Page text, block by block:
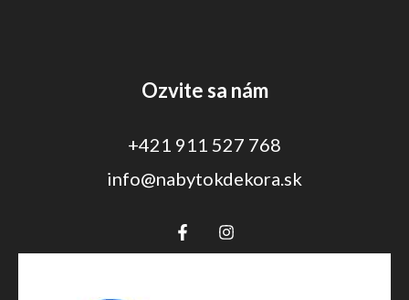
Ozvite sa nám
+421 911 527 768
info@nabytokdekora.sk